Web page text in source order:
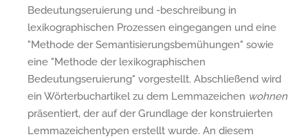
Bedeutungseruierung und -beschreibung in
lexikographischen Prozessen eingegangen und eine
"Methode der Semantisierungsbemühungen" sowie
eine "Methode der lexikographischen
Bedeutungseruierung" vorgestellt. Abschließend wird
ein Wörterbuchartikel zu dem Lemmazeichen wohnen
präsentiert, der auf der Grundlage der konstruierten
Lemmazeichentypen erstellt wurde. An diesem